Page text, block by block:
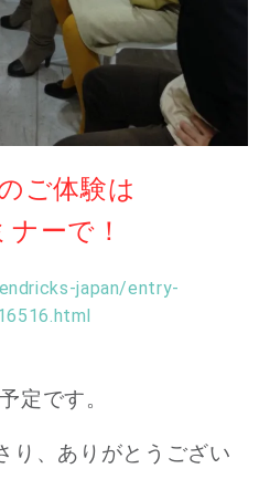
ご体験は
ーで！
japan/entry-
定です。
り、ありがとうござい